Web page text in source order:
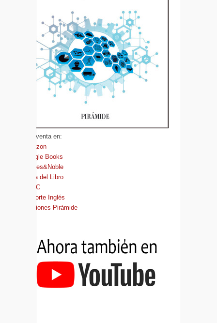
A la venta en:
Amazon
Google Books
Barnes&Noble
Casa del Libro
FNAC
El Corte Inglés
Ediciones Pirámide